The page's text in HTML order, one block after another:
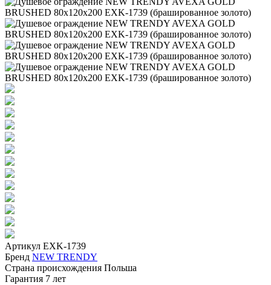
Артикул EXK-1739
Бренд NEW TRENDY
Страна происхождения Польша
Гарантия 7 лет